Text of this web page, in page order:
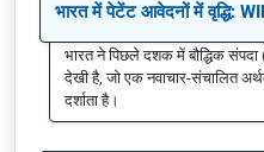
भारत में पेटेंट आवेदनों में वृद्धि:
भारत ने पिछले दशक में बौद्धिक संपदा
देखी है, जो एक नवाचार-संचालित
दर्शाता है।